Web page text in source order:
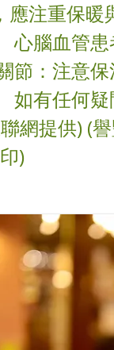
應注重保
心腦血管
節：注意
如有任何
網提供) (
)